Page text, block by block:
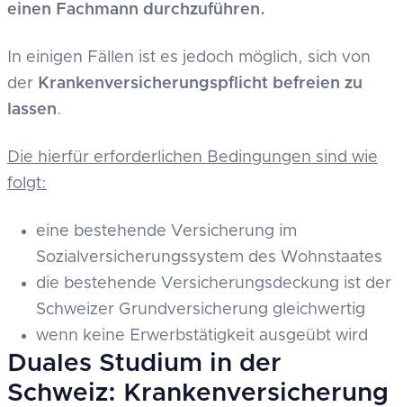
einen Fachmann durchzuführen.
In einigen Fällen ist es jedoch möglich, sich von
der Krankenversicherungspflicht befreien zu
lassen.
Die hierfür erforderlichen Bedingungen sind wie
folgt:
eine bestehende Versicherung im
Sozialversicherungssystem des Wohnstaates
die bestehende Versicherungsdeckung ist der
Schweizer Grundversicherung gleichwertig
wenn keine Erwerbstätigkeit ausgeübt wird
Duales Studium in der
Schweiz: Krankenversicherung